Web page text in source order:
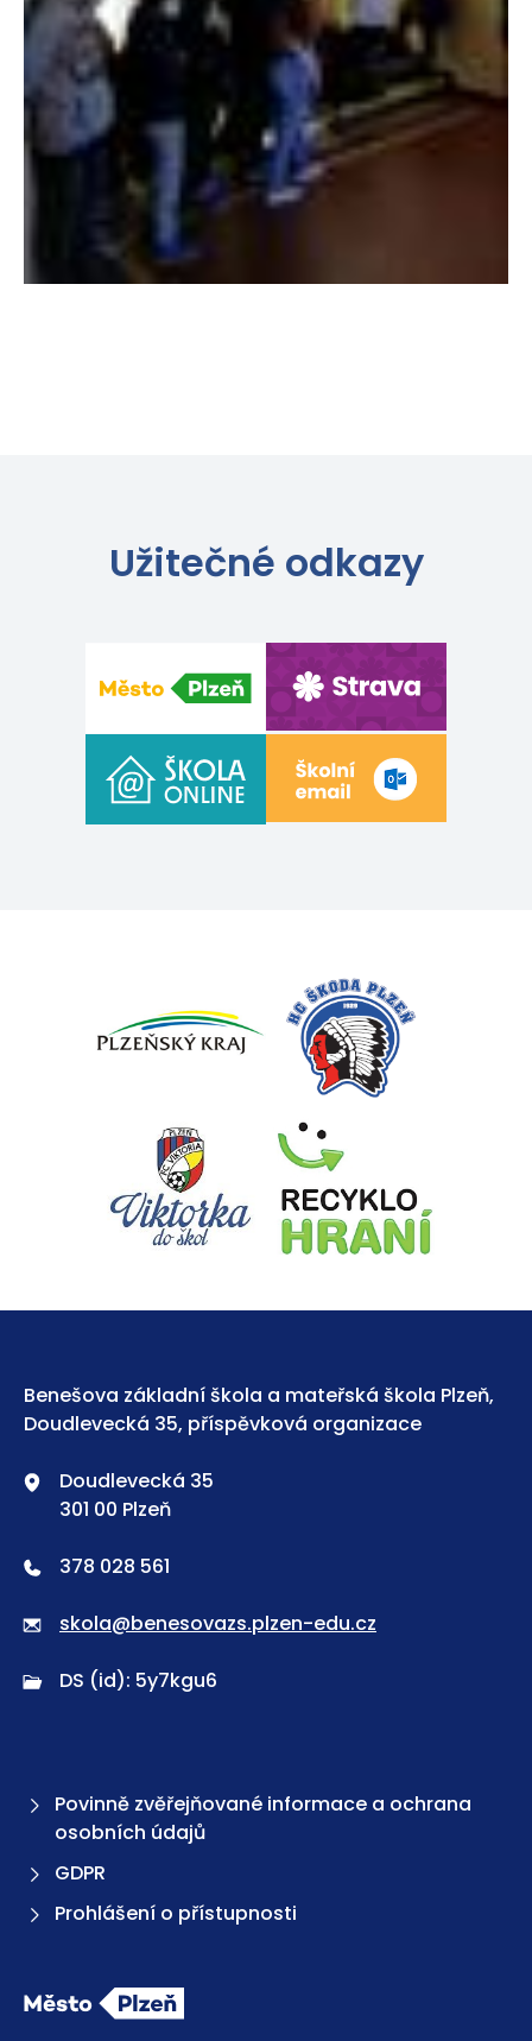
Užitečné odkazy
Benešova základní škola a mateřská škola Plzeň,
Doudlevecká 35, příspěvková organizace
Doudlevecká 35
301 00 Plzeň
378 028 561
skola@benesovazs.plzen-edu.cz
DS (id): 5y7kgu6
Povinně zvěřejňované informace a ochrana
osobních údajů
GDPR
Prohlášení o přístupnosti